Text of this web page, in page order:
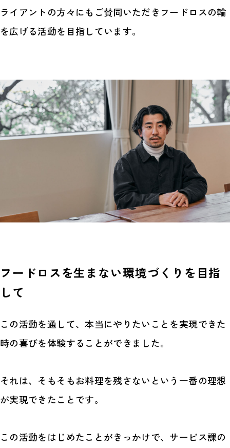
ライアントの方々にもご賛同いただきフードロスの輪
を広げる活動を目指しています。
フードロスを生まない環境づくりを目指
して
この活動を通して、本当にやりたいことを実現できた
時の喜びを体験することができました。
それは、そもそもお料理を残さないという一番の理想
が実現できたことです。
この活動をはじめたことがきっかけで、サービス課の